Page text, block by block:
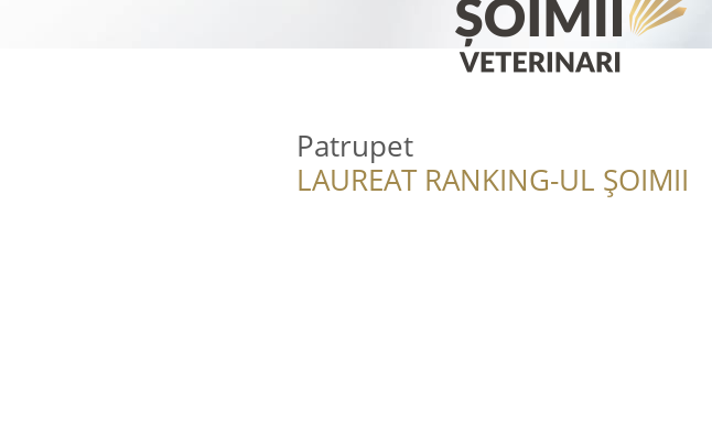
Patrupet
LAUREAT RANKING-UL ȘOIMII